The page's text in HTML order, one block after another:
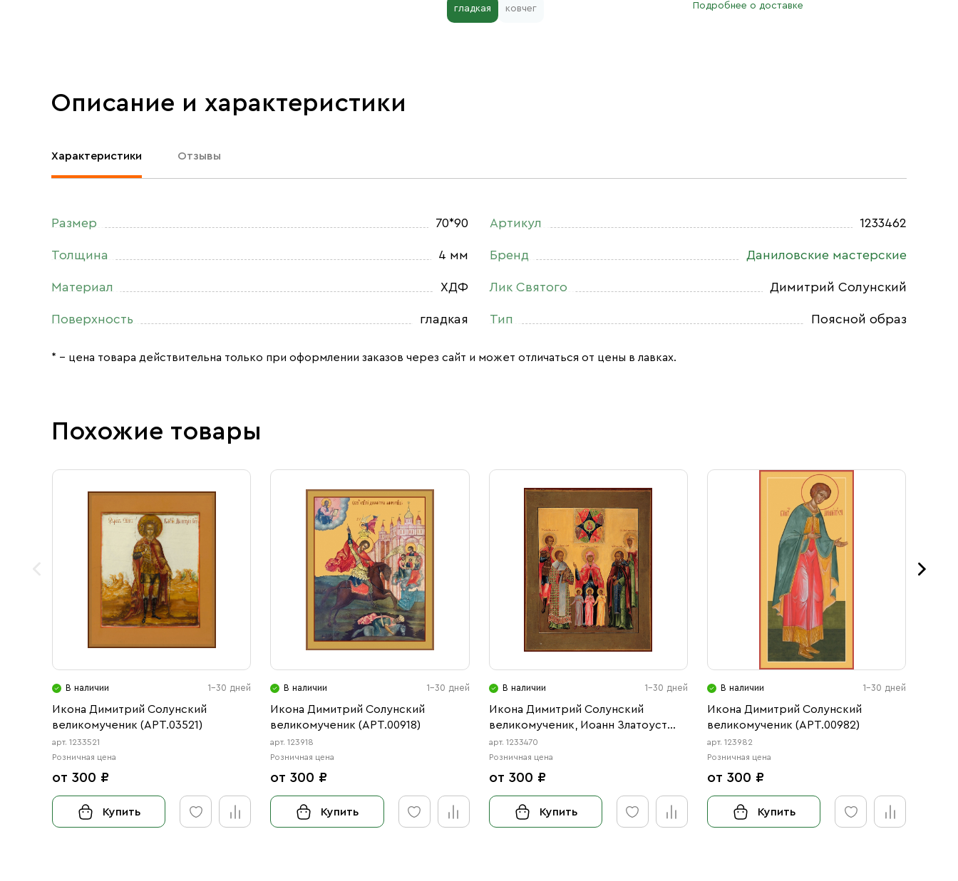
гладкая ковчег Подробнее о доставке
Описание и характеристики
Характеристики Отзывы
Размер 70*90
Толщина 4 мм
Материал ХДФ
Поверхность гладкая
Артикул 1233462
Бренд Даниловские мастерские
Лик Святого Димитрий Солунский
Тип Поясной образ
* – цена товара действительна только при оформлении заказов через сайт и может отличаться от цены в лавках.
Похожие товары
В наличии 1-30 дней
Икона Димитрий Солунский
великомученик (АРТ.03521)
арт. 1233521
Розничная цена
от 300 ₽
Купить
В наличии 1-30 дней
Икона Димитрий Солунский
великомученик (АРТ.00918)
арт. 123918
Розничная цена
от 300 ₽
Купить
В наличии 1-30 дней
Икона Димитрий Солунский
великомученик, Иоанн Златоуст
святитель, Вера, Надежда, Любовь
и их матерь София мученицы,
Сергий Радонежский
мученица (АРТ.03470)
арт. 1233470
Розничная цена
от 300 ₽
Купить
В наличии 1-30 дней
Икона Димитрий Солунский
великомученик (АРТ.00982)
арт. 123982
Розничная цена
от 300 ₽
Купить